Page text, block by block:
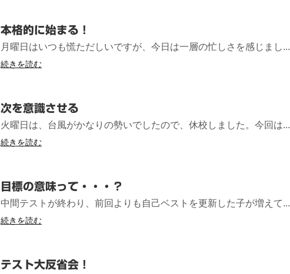
本格的に始まる！
月曜日はいつも慌ただしいですが、今日は一層の忙しさを感じまし...
続きを読む
次を意識させる
火曜日は、台風がかなりの勢いでしたので、休校しました。今回は...
続きを読む
目標の意味って・・・？
中間テストが終わり、前回よりも自己ベストを更新した子が増えて...
続きを読む
テスト大反省会！